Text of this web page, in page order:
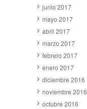
junio 2017
mayo 2017
abril 2017
marzo 2017
febrero 2017
enero 2017
diciembre 2016
noviembre 2016
octubre 2016